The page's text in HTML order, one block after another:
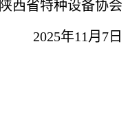
陕西省特种设备协会
2025年11月7日